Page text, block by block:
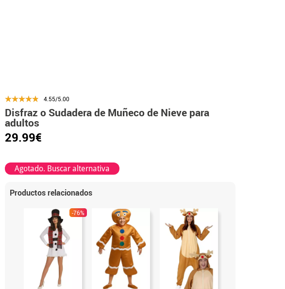
4.55/5.00
Disfraz o Sudadera de Muñeco de Nieve para
adultos
29.99€
Agotado. Buscar alternativa
Productos relacionados
-76%